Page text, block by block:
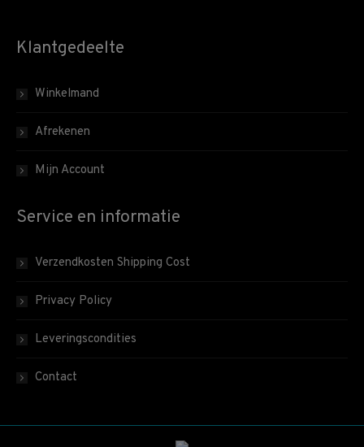
Klantgedeelte
Winkelmand
Afrekenen
Mijn Account
Service en informatie
Verzendkosten Shipping Cost
Privacy Policy
Leveringscondities
Contact